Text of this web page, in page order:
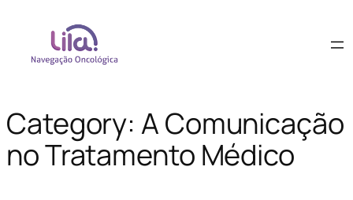
Category: A Comunicação
no Tratamento Médico